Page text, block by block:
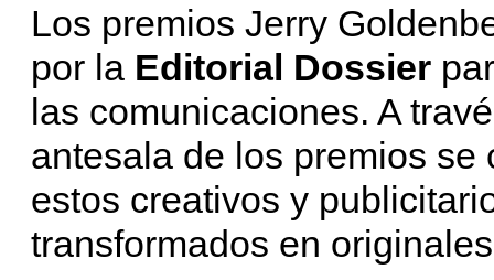
Los premios Jerry
por la Editorial Dossier
las comunicaciones. A
antesala de los premios
estos creativos y
transformados en